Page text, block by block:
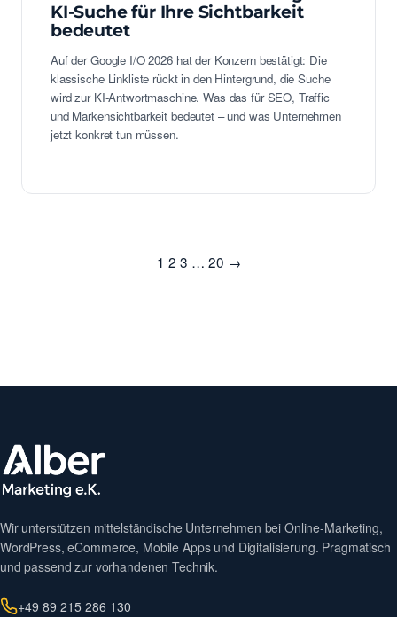
KI-Suche für Ihre Sichtbarkeit
bedeutet
Auf der Google I/O 2026 hat der Konzern bestätigt: Die
klassische Linkliste rückt in den Hintergrund, die Suche
wird zur KI-Antwortmaschine. Was das für SEO, Traffic
und Markensichtbarkeit bedeutet – und was Unternehmen
jetzt konkret tun müssen.
Seitennummerierung
1 2 3 … 20 →
Wir unterstützen mittelständische Unternehmen bei Online-Marketing,
WordPress, eCommerce, Mobile Apps und Digitalisierung. Pragmatisch
und passend zur vorhandenen Technik.
+49 89 215 286 130